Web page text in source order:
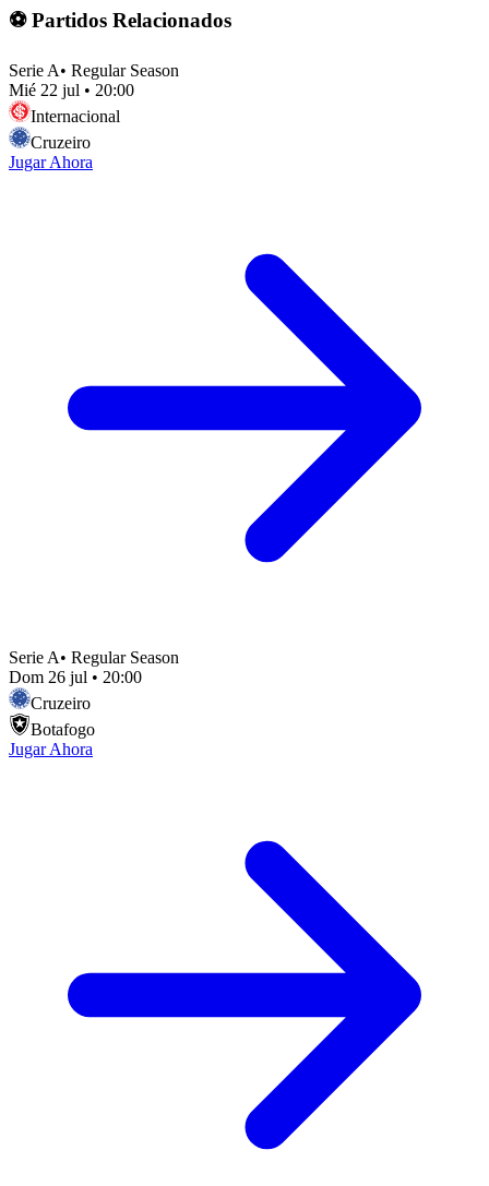
⚽ Partidos Relacionados
Serie A• Regular Season
Mié 22 jul • 20:00
Internacional
Cruzeiro
Jugar Ahora
Serie A• Regular Season
Dom 26 jul • 20:00
Cruzeiro
Botafogo
Jugar Ahora